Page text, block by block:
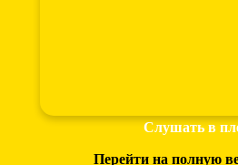
Слушать в
Перейти на полную